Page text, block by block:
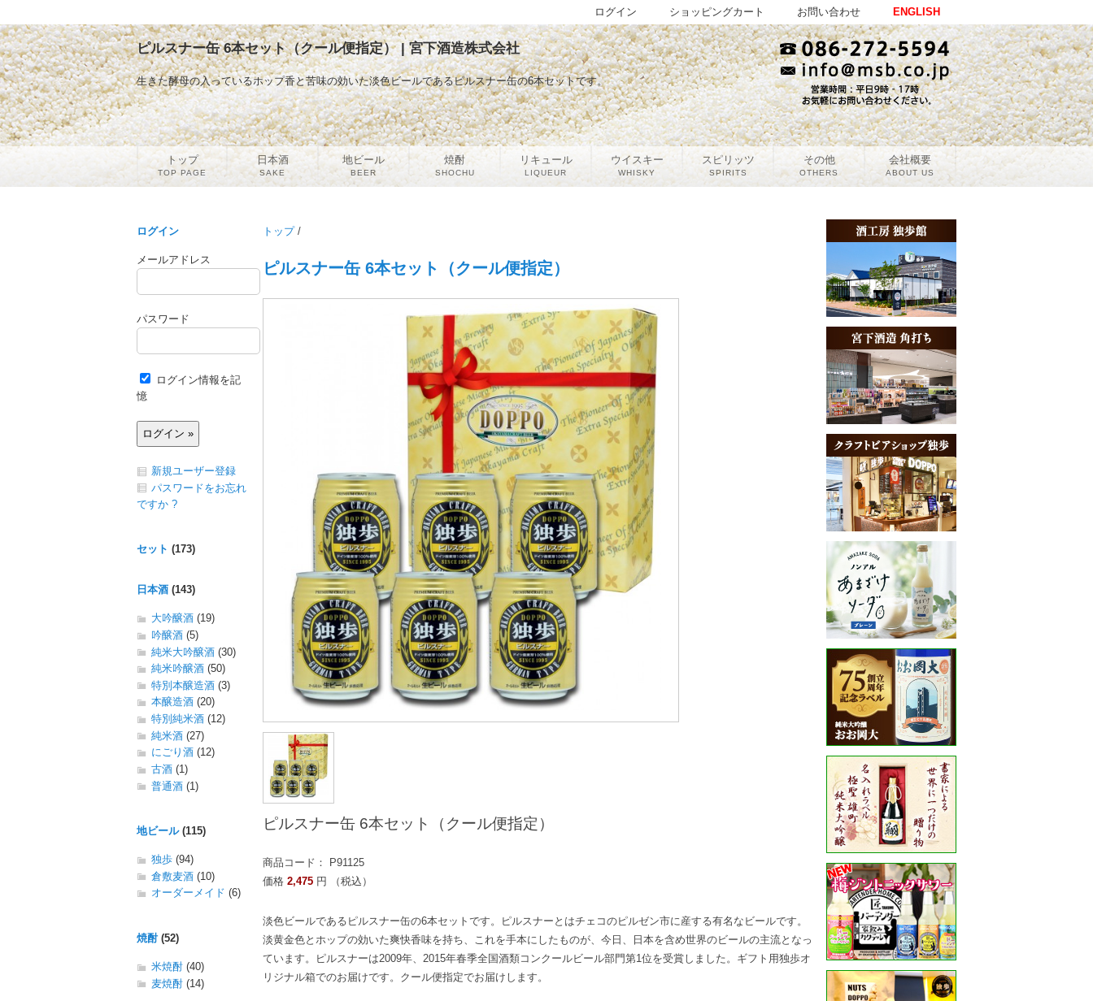
ピルスナー缶 6本セット（クール便指定） | 宮下酒造株式会社
生きた酵母の入っているホップ香と苦味の効いた淡色ビールであるピルスナー缶の6本セットです。
トップ/
ピルスナー缶 6本セット（クール便指定）
ピルスナー缶 6本セット（クール便指定）
商品コード： P91125
価格 2,475 円 （税込）
淡色ビールであるピルスナー缶の6本セットです。ピルスナーとはチェコのピルゼン市に産する有名なビールです。
淡黄金色とホップの効いた爽快香味を持ち、これを手本にしたものが、今日、日本を含め世界のビールの主流となっ
ています。ピルスナーは2009年、2015年春季全国酒類コンクールビール部門第1位を受賞しました。ギフト用独歩オ
リジナル箱でのお届けです。クール便指定でお届けします。
ログイン
メールアドレス
パスワード
ログイン情報を記
憶
新規ユーザー登録
パスワードをお忘れ
ですか ?
セット (173)
日本酒 (143)
大吟醸酒 (19)
吟醸酒 (5)
純米大吟醸酒 (30)
純米吟醸酒 (50)
特別本醸造酒 (3)
本醸造酒 (20)
特別純米酒 (12)
純米酒 (27)
にごり酒 (12)
古酒 (1)
普通酒 (1)
地ビール(115)
独歩 (94)
倉敷麦酒 (10)
オーダーメイド (6)
焼酎(52)
米焼酎 (40)
麦焼酎 (14)
トップ
TOP PAGE
日本酒
SAKE
地ビール
BEER
焼酎
SHOCHU
リキュール
LIQUEUR
ウイスキー
WHISKY
スピリッツ
SPIRITS
その他
OTHERS
会社概要
ABOUT US
ENGLISH
お問い合わせ
ショッピングカート
ログイン